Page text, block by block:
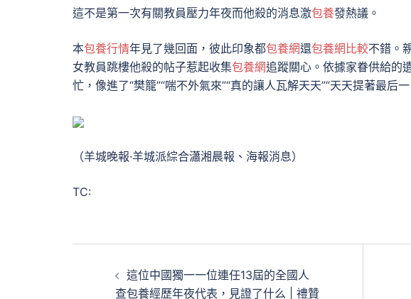
這不是第一次有關教員壓力年夜而他殺的消息激包養發熱議。
本包養行情年見了幾回面，彼此印象都包養網還包養網比較不錯。
女教員跳樓他殺的帖子惹起收集包養網追蹤關心。依據家眷供給的
忙，像進了“樊籠”“喘不外氣來”“真的讓人瓦解天天”“天天提著最后
（羊城晚報·羊城派綜合瀟湘晨報、海報消息）
TC:
這位中國獨一一位連任13屆的全國人
查包養經歷年夜代表，見證了什么 | 禮贊